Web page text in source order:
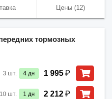
Цены (12)
тормозных
3 шт. 4 дн 1 995₽
10 шт. 1 дн 2 212₽